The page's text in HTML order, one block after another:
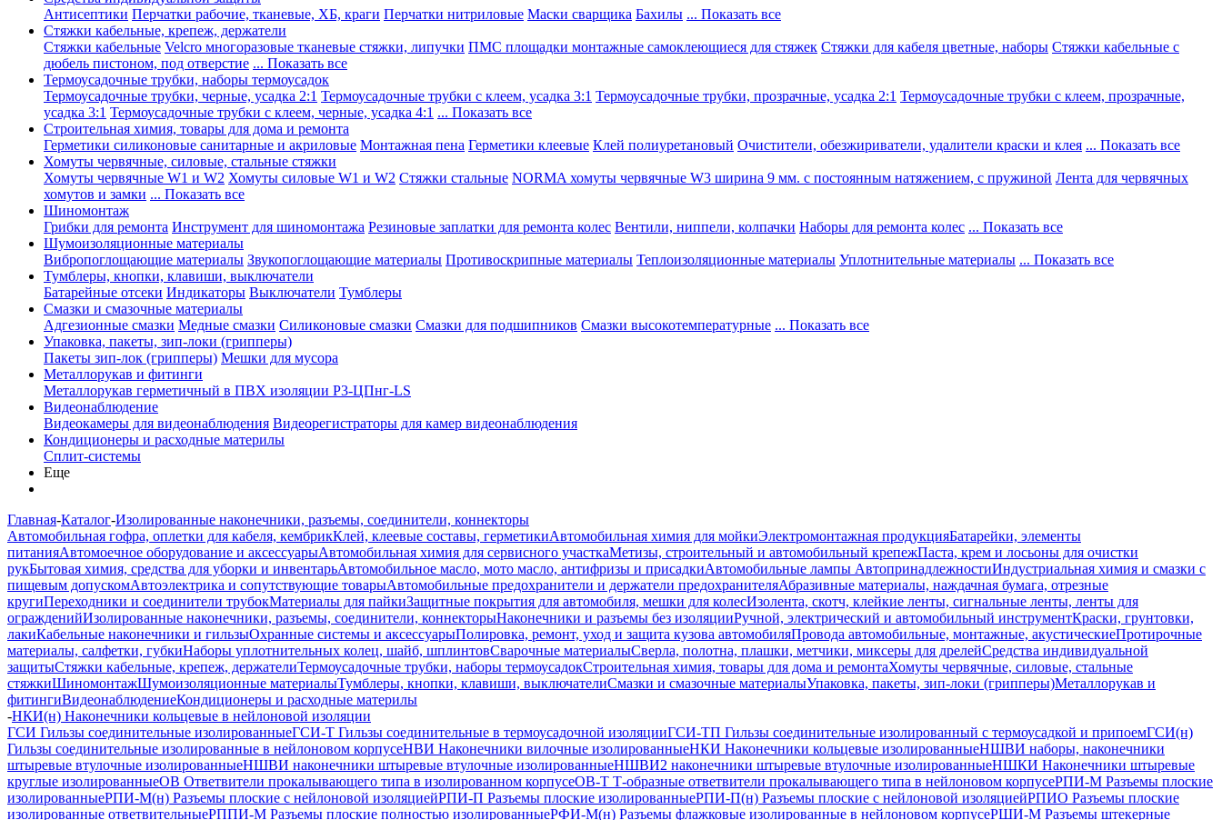
Антисептики Перчатки рабочие, тканевые, ХБ, краги Перчатки нитриловые Маски сварщика Бахилы ... Показать все
Стяжки кабельные, крепеж, держатели
Стяжки кабельные Velcro многоразовые тканевые стяжки, липучки ПМС площадки монтажные самоклеющиеся для стяжек Стяжки для кабеля цветные, наборы Стяжки кабельные с
дюбель пистоном, под отверстие ... Показать все
Термоусадочные трубки, наборы термоусадок
Термоусадочные трубки, черные, усадка 2:1 Термоусадочные трубки с клеем, усадка 3:1 Термоусадочные трубки, прозрачные, усадка 2:1 Термоусадочные трубки с клеем, прозрачные,
усадка 3:1 Термоусадочные трубки с клеем, черные, усадка 4:1 ... Показать все
Строительная химия, товары для дома и ремонта
Герметики силиконовые санитарные и акриловые Монтажная пена Герметики клеевые Клей полиуретановый Очистители, обезжириватели, удалители краски и клея ... Показать все
Хомуты червячные, силовые, стальные стяжки
Хомуты червячные W1 и W2 Хомуты силовые W1 и W2 Стяжки стальные NORMA хомуты червячные W3 ширина 9 мм. с постоянным натяжением, с пружиной Лента для червячных
хомутов и замки ... Показать все
Шиномонтаж
Грибки для ремонта Инструмент для шиномонтажа Резиновые заплатки для ремонта колес Вентили, ниппели, колпачки Наборы для ремонта колес ... Показать все
Шумоизоляционные материалы
Вибропоглощающие материалы Звукопоглощающие материалы Противоскрипные материалы Теплоизоляционные материалы Уплотнительные материалы ... Показать все
Тумблеры, кнопки, клавиши, выключатели
Батарейные отсеки Индикаторы Выключатели Тумблеры
Смазки и смазочные материалы
Адгезионные смазки Медные смазки Силиконовые смазки Смазки для подшипников Смазки высокотемпературные ... Показать все
Упаковка, пакеты, зип-локи (грипперы)
Пакеты зип-лок (грипперы) Мешки для мусора
Металлорукав и фитинги
Металлорукав герметичный в ПВХ изоляции Р3-ЦПнг-LS
Видеонаблюдение
Видеокамеры для видеонаблюдения Видеорегистраторы для камер видеонаблюдения
Кондиционеры и расходные материлы
Сплит-системы
Еще
Главная-Каталог-Изолированные наконечники, разъемы, соединители, коннекторы
Автомобильная гофра, оплетки для кабеля, кембрикКлей, клеевые составы, герметикиАвтомобильная химия для мойкиЭлектромонтажная продукцияБатарейки, элементы
питанияАвтомоечное оборудование и аксессуарыАвтомобильная химия для сервисного участкаМетизы, строительный и автомобильный крепежПаста, крем и лосьоны для очистки
рукБытовая химия, средства для уборки и инвентарьАвтомобильное масло, мото масло, антифризы и присадкиАвтомобильные лампы АвтопринадлежностиИндустриальная химия и смазки с
пищевым допускомАвтоэлектрика и сопутствующие товарыАвтомобильные предохранители и держатели предохранителяАбразивные материалы, наждачная бумага, отрезные
кругиПереходники и соединители трубокМатериалы для пайкиЗащитные покрытия для автомобиля, мешки для колесИзолента, скотч, клейкие ленты, сигнальные ленты, ленты для
огражденийИзолированные наконечники, разъемы, соединители, коннекторыНаконечники и разъемы без изоляцииРучной, электрический и автомобильный инструментКраски, грунтовки,
лакиКабельные наконечники и гильзыОхранные системы и аксессуарыПолировка, ремонт, уход и защита кузова автомобиляПровода автомобильные, монтажные, акустическиеПротирочные
материалы, салфетки, губкиНаборы уплотнительных колец, шайб, шплинтовСварочные материалыСверла, полотна, плашки, метчики, миксеры для дрелейСредства индивидуальной
защитыСтяжки кабельные, крепеж, держателиТермоусадочные трубки, наборы термоусадокСтроительная химия, товары для дома и ремонтаХомуты червячные, силовые, стальные
стяжкиШиномонтажШумоизоляционные материалыТумблеры, кнопки, клавиши, выключателиСмазки и смазочные материалыУпаковка, пакеты, зип-локи (грипперы)Металлорукав и
фитингиВидеонаблюдениеКондиционеры и расходные материлы
-НКИ(н) Наконечники кольцевые в нейлоновой изоляции
ГСИ Гильзы соединительные изолированныеГСИ-Т Гильзы соединительные в термоусадочной изоляцииГСИ-ТП Гильзы соединительные изолированный с термоусадкой и припоемГСИ(н)
Гильзы соединительные изолированные в нейлоновом корпусеНВИ Наконечники вилочные изолированныеНКИ Наконечники кольцевые изолированныеНШВИ наборы, наконечники
штыревые втулочные изолированныеНШВИ наконечники штыревые втулочные изолированныеНШВИ2 наконечники штыревые втулочные изолированныеНШКИ Наконечники штыревые
круглые изолированныеОВ Ответвители прокалывающего типа в изолированном корпусеОВ-Т Т-образные ответвители прокалывающего типа в нейлоновом корпусеРПИ-М Разъемы плоские
изолированныеРПИ-М(н) Разъемы плоские с нейлоновой изоляциейРПИ-П Разъемы плоские изолированныеРПИ-П(н) Разъемы плоские с нейлоновой изоляциейРПИО Разъемы плоские
изолированные ответвительныеРППИ-М Разъемы плоские полностью изолированныеРФИ-М(н) Разъемы флажковые изолированные в нейлоновом корпусеРШИ-М Разъемы штекерные